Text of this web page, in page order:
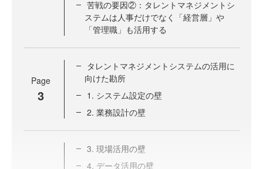
苦戦の要因②：タレントマネジメントシ
ステムは人事だけでなく「経営層」や
「管理職」も活用する
Page
3
タレントマネジメントシステムの活用に
向けた勘所
1. システム設定の壁
2. 業務設計の壁
3. 現場活用の壁
4. データ活用の壁